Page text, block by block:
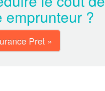
emprunteur ?
Pret »